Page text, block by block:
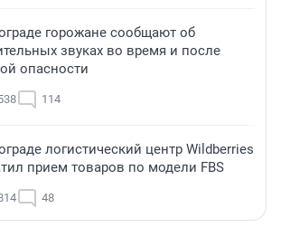
горожане сообщают об
звуках во время и после
опасности
114
логистический центр Wildberries
прием товаров по модели FBS
48